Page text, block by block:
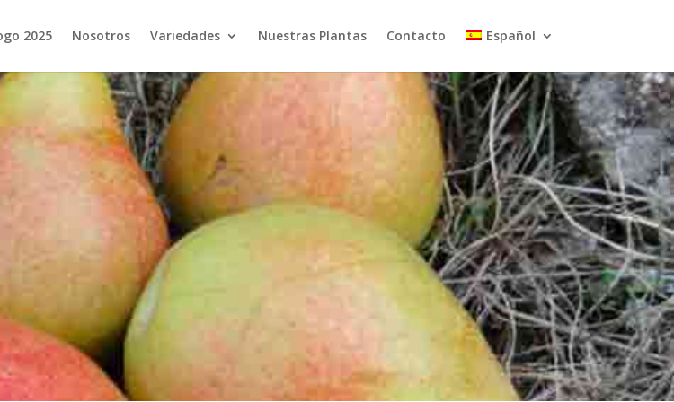
2025 Nosotros Variedades Nuestras Plantas Contacto Español